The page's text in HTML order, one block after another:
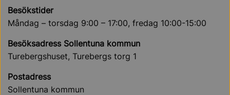
Besökstider
Måndag – torsdag 9:00 – 17:00, fredag 10:00-15:00
Besöksadress Sollentuna kommun
Turebergshuset, Turebergs torg 1
Postadress
Sollentuna kommun